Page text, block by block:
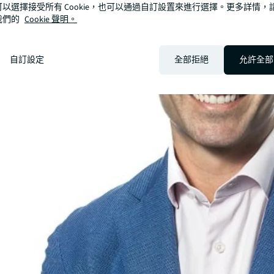
以選擇接受所有 Cookie，也可以通過自訂設置來進行選擇。更多詳情，
的 Cookie 聲明。
自訂設定 全部拒絕 允許全部